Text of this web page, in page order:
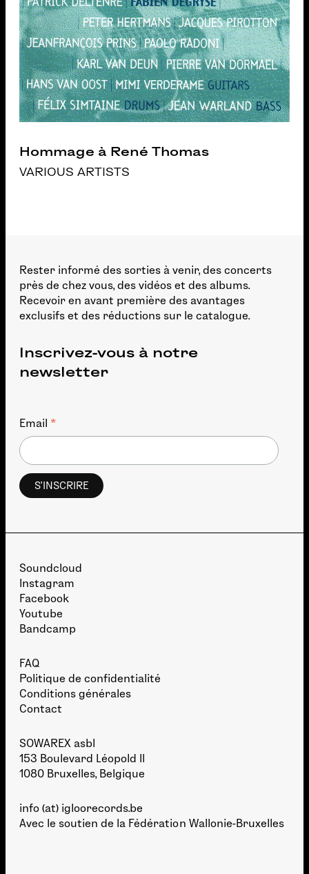
Hommage à René Thomas
VARIOUS ARTISTS
Rester informé des sorties à venir, des concerts
près de chez vous, des vidéos et des albums.
Recevoir en avant première des avantages
exclusifs et des réductions sur le catalogue.
Inscrivez-vous à notre
newsletter
Email *
Soundcloud
Instagram
Facebook
Youtube
Bandcamp
FAQ
Politique de confidentialité
Conditions générales
Contact
SOWAREX asbl
153 Boulevard Léopold II
1080 Bruxelles, Belgique
info (at) igloorecords.be
Avec le soutien de la Fédération Wallonie-Bruxelles